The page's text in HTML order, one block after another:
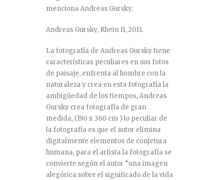
menciona Andreas Gursky.
Andreas Gursky, Rhein II, 2011.
La fotografía de Andreas Gursky tiene
características peculiares en sus fotos
de paisaje, enfrenta al hombre con la
naturaleza y crea en esta fotografía la
ambigüedad de los tiempos, Andreas
Gursky crea fotografía de gran
medida, (190 x 360 cm ) lo peculiar de
la fotografía es que el autor elimina
digitalmente elementos de conjetura
humana, para el artista la fotografía se
convierte según el autor “una imagen
alegórica sobre el significado de la vida